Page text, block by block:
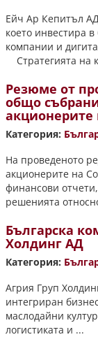
Ейч Ар Кепитъл
което инвестира
компании и
Стратегията на
Резюме от
общо
акционерите
Категория:
На проведеното
акционерите на
финансови
решенията
Българска
Холдинг АД
Категория:
Агрия Груп
интегриран
маслодайни
логистиката и ...